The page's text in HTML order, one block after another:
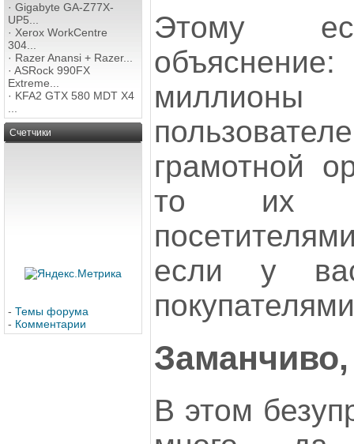
· Gigabyte GA-Z77X-
UP5...
· Xerox WorkCentre
304...
· Razer Anansi + Razer...
· ASRock 990FX
Extreme...
· KFA2 GTX 580 MDT X4
Счетчики
- Темы форума
- Комментарии
Этому
грамотной
то их
если у
В этом